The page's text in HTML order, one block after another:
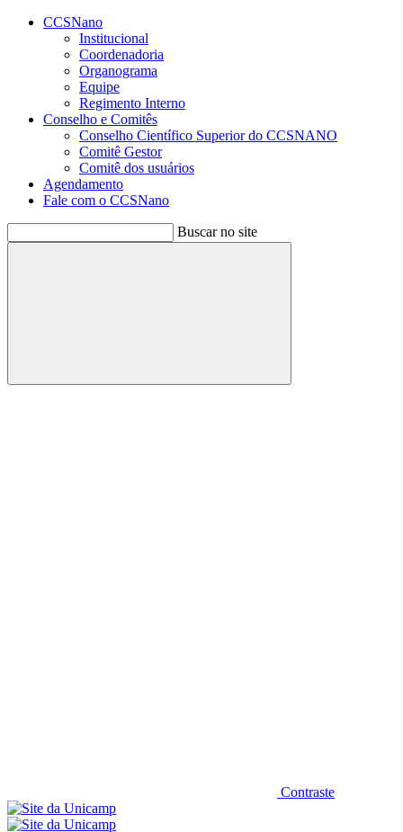
Conteúdo principal
CCSNano
Institucional
Coordenadoria
Organograma
Equipe
Regimento Interno
Conselho e Comitês
Conselho Científico Superior do CCSNANO
Comitê Gestor
Comitê dos usuários
Agendamento
Fale com o CCSNano
Buscar no site
Buscar
Contraste